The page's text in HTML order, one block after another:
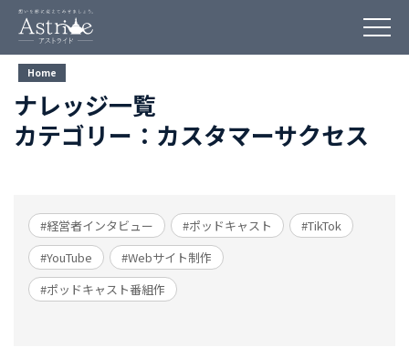
Home
ナレッジ一覧
カテゴリー：カスタマーサクセス
#経営者インタビュー #ポッドキャスト
#TikTok
#YouTube
#Webサイト制作
#ポッドキャスト番組作